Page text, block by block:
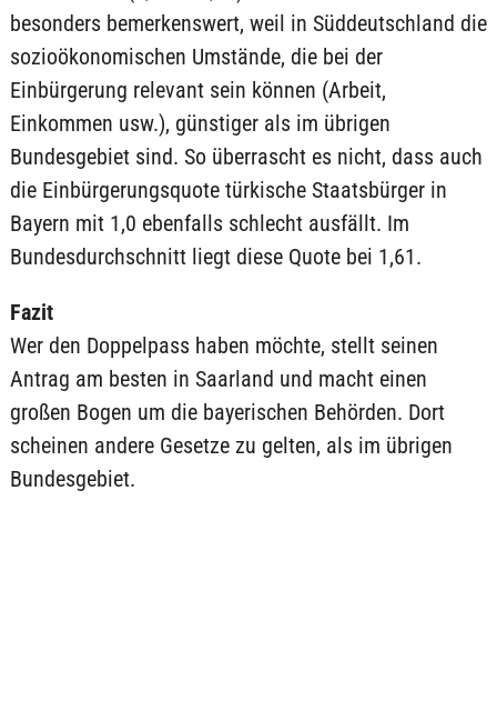
besonders bemerkenswert, weil in Süddeutschland die
sozioökonomischen Umstände, die bei der
Einbürgerung relevant sein können (Arbeit,
Einkommen usw.), günstiger als im übrigen
Bundesgebiet sind. So überrascht es nicht, dass auch
die Einbürgerungsquote türkische Staatsbürger in
Bayern mit 1,0 ebenfalls schlecht ausfällt. Im
Bundesdurchschnitt liegt diese Quote bei 1,61.
Fazit
Wer den Doppelpass haben möchte, stellt seinen
Antrag am besten in Saarland und macht einen
großen Bogen um die bayerischen Behörden. Dort
scheinen andere Gesetze zu gelten, als im übrigen
Bundesgebiet.